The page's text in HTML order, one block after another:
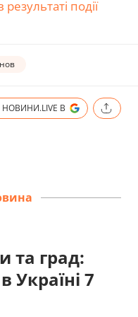
результаті події
В
та град:
Україні 7